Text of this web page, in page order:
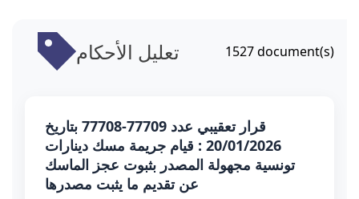
تعليل الأحكام 1527document(s)
قرار تعقيبي عدد 77709-77708 بتاريخ
20/01/2026 : قيام جريمة مسك دينارات
تونسية مجهولة المصدر بثبوت عجز الماسك
عن تقديم ما يثبت مصدرها